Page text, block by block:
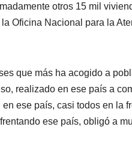
otros 15 mil
Oficina Nacional para la
que más ha acogido a
realizado en ese país a
ese país, casi todos en la
ese país, obligó a